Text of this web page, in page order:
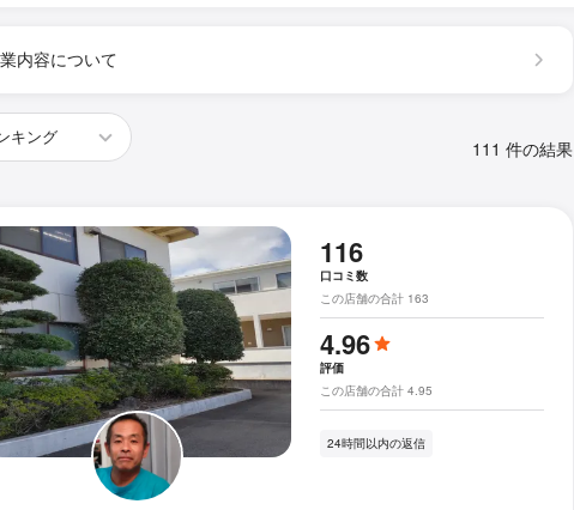
内容について
111 件の結果
116
口コミ数
この店舗の合計 163
4.96
評価
この店舗の合計 4.95
24時間以内の返信